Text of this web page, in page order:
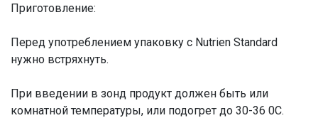
Приготовление:
Перед употреблением упаковку с Nutrien Standard
нужно встряхнуть.
При введении в зонд продукт должен быть или
комнатной температуры, или подогрет до 30-36 0С.